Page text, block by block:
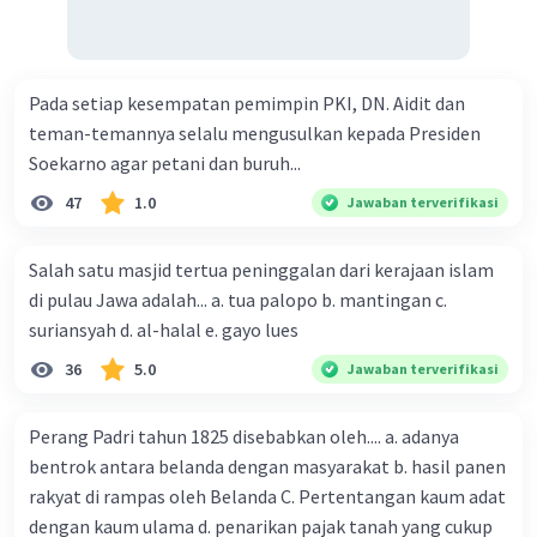
Iklan
Pada setiap kesempatan pemimpin PKI, DN. Aidit dan
teman-temannya selalu mengusulkan kepada Presiden
Soekarno agar petani dan buruh...
47 1.0 Jawaban terverifikasi
Salah satu masjid tertua peninggalan dari kerajaan islam
di pulau Jawa adalah... a. tua palopo b. mantingan c.
suriansyah d. al-halal e. gayo lues
36 5.0 Jawaban terverifikasi
Perang Padri tahun 1825 disebabkan oleh.... a. adanya
bentrok antara belanda dengan masyarakat b. hasil panen
rakyat di rampas oleh Belanda C. Pertentangan kaum adat
dengan kaum ulama d. penarikan pajak tanah yang cukup